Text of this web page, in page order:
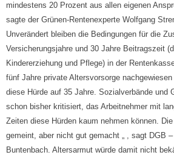
mindestens 20 Prozent aus allen eigenen
sagte der Grünen-Rentenexperte Wolfgang
Unverändert bleiben die Bedingungen für die
Versicherungsjahre und 30 Jahre Beitragszeit
Kindererziehung und Pflege) in der
fünf Jahre private Altersvorsorge
diese Hürde auf 35 Jahre. Sozialverbände und
schon bisher kritisiert, das Arbeitnehmer mit
Zeiten diese Hürden kaum nehmen können.
gemeint, aber nicht gut gemacht „ , sagt DGB
Buntenbach. Altersarmut würde damit nicht